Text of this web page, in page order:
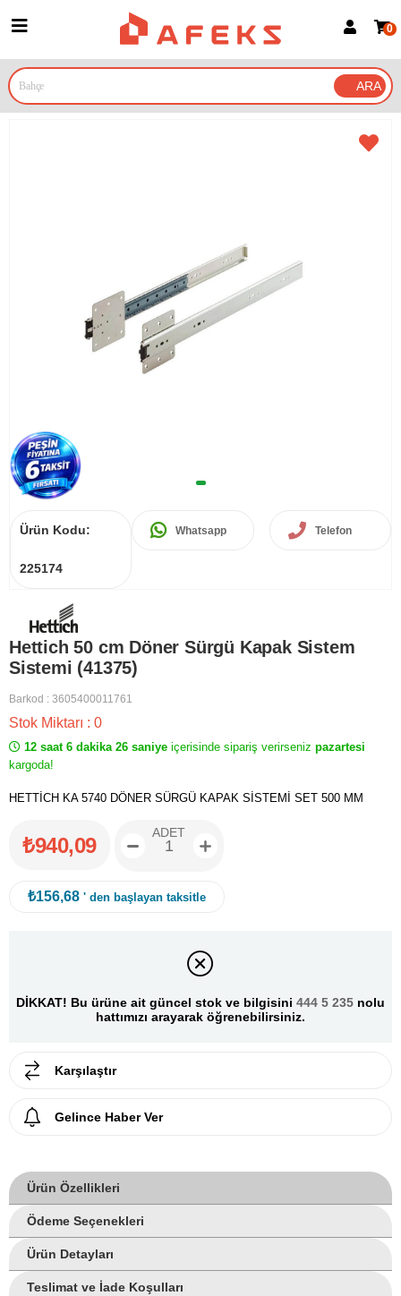
Google İle Bağlan
0
Ürün Kodu:
225174
Whatsapp Telefon
Hettich 50 cm Döner Sürgü Kapak Sistem
Sistemi (41375)
Barkod : 3605400011761
Stok Miktarı : 0
12 saat 6 dakika 26 saniye içerisinde sipariş verirseniz pazartesi
kargoda!
HETTİCH KA 5740 DÖNER SÜRGÜ KAPAK SİSTEMİ SET 500 MM
₺940,09
ADET
₺156,68 ' den başlayan taksitle
DİKKAT! Bu ürüne ait güncel stok ve bilgisini 444 5 235 nolu
hattımızı arayarak öğrenebilirsiniz.
Karşılaştır
Gelince Haber Ver
Ürün Özellikleri
Ödeme Seçenekleri
Ürün Detayları
Teslimat ve İade Koşulları